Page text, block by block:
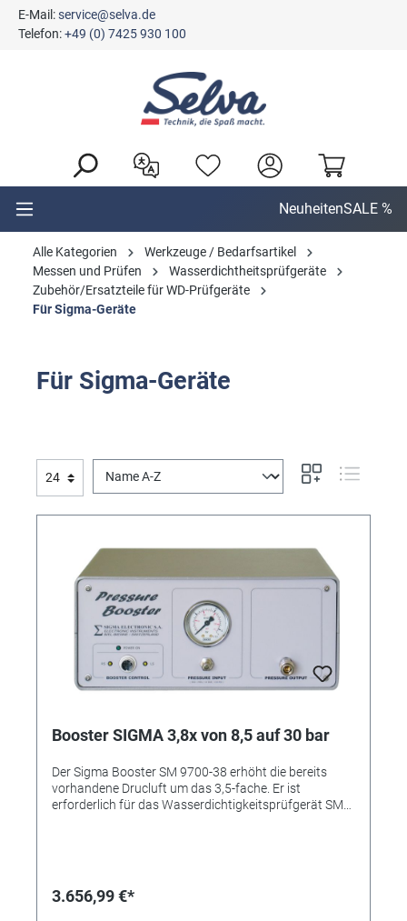
springen
E-Mail:service@selva.de
Telefon:+49 (0) 7425 930 100
NeuheitenSALE %
Alle Kategorien
Werkzeuge / Bedarfsartikel
Messen und Prüfen
Wasserdichtheitsprüfgeräte
Zubehör/Ersatzteile für WD-Prüfgeräte
Für Sigma-Geräte
Für Sigma-Geräte
Booster SIGMA 3,8x von 8,5 auf 30 bar
Der Sigma Booster SM 9700-38 erhöht die bereits
vorhandene Drucluft um das 3,5-fache. Er ist
erforderlich für das Wasserdichtigkeitsprüfgerät SM
Kupplungen Steuerungskabel
3.656,99 €*